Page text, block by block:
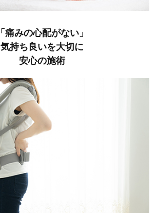
「痛みの心配がない」
気持ち良いを大切に
安心の施術